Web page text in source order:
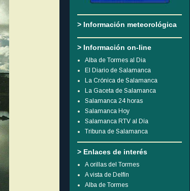
> Información meteorológica
> Información on-line
Alba de Tormes al Dia
El Diario de Salamanca
La Crónica de Salamanca
La Gaceta de Salamanca
Salamanca 24 horas
Salamanca Hoy
Salamanca RTV al Día
Tribuna de Salamanca
> Enlaces de interés
A orillas del Tormes
A vista de Delfín
Alba de Tormes